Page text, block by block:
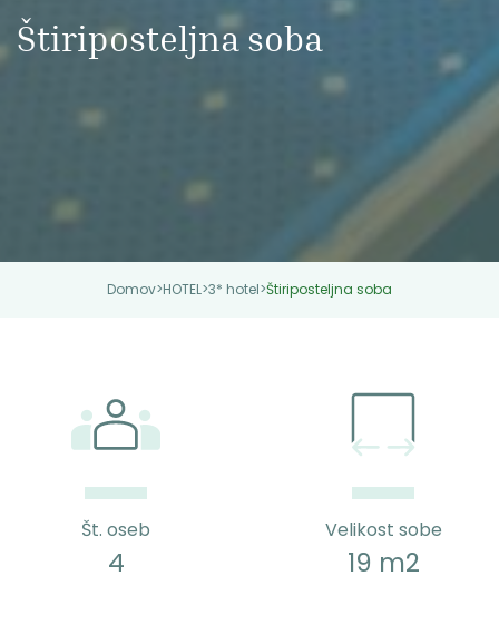
Štiriposteljna soba
Domov>HOTEL>3* hotel>Štiriposteljna soba
4
Št. oseb
19 m2
Velikost sobe